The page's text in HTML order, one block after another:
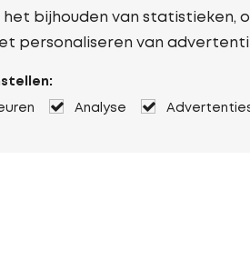
bijhouden van statistieken,
personaliseren van
Analyse